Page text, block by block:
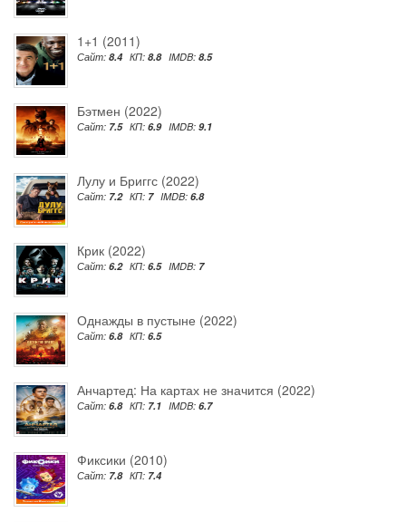
1+1 (2011)
Сайт: 8.4 КП: 8.8 IMDB: 8.5
Бэтмен (2022)
Сайт: 7.5 КП: 6.9 IMDB: 9.1
Лулу и Бриггс (2022)
Сайт: 7.2 КП: 7 IMDB: 6.8
Крик (2022)
Сайт: 6.2 КП: 6.5 IMDB: 7
Однажды в пустыне (2022)
Сайт: 6.8 КП: 6.5
Анчартед: На картах не значится (2022)
Сайт: 6.8 КП: 7.1 IMDB: 6.7
Фиксики (2010)
Сайт: 7.8 КП: 7.4